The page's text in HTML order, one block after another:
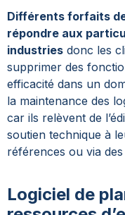
Différents forfaits
répondre aux
industries donc les
supprimer des
efficacité dans un
la maintenance des
car ils relèvent de
soutien technique à
références ou via
Logiciel de